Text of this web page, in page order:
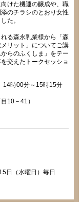
けた機運の醸成や、職
のチラシのとおり女性
た。
る森永乳業様から「森
リット」についてご講
らのふくしま」をテー
交えたトークセッショ
14時00分～15時15分
10－41）
日（水曜日）毎日